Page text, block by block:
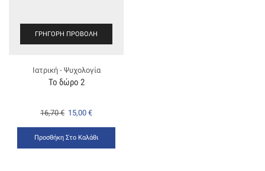
ΓΡΉΓΟΡΗ ΠΡΟΒΟΛΉ
Ιατρική - Ψυχολογία
Το δώρο 2
16,70€ 15,00 €
Προσθήκη Στο Καλάθι